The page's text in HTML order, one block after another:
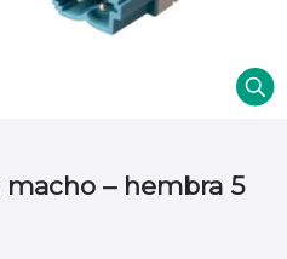
– hembra 5